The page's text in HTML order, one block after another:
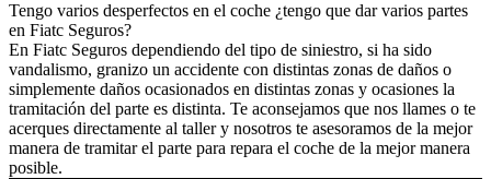
Tengo varios desperfectos en el coche ¿tengo que dar varios partes
en Fiatc Seguros?
En Fiatc Seguros dependiendo del tipo de siniestro, si ha sido
vandalismo, granizo un accidente con distintas zonas de daños o
simplemente daños ocasionados en distintas zonas y ocasiones la
tramitación del parte es distinta. Te aconsejamos que nos llames o te
acerques directamente al taller y nosotros te asesoramos de la mejor
manera de tramitar el parte para repara el coche de la mejor manera
posible.